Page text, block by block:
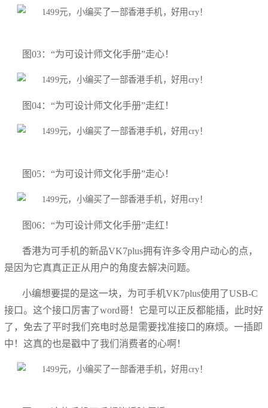
图03：“为可设计师文化手册”走心！
图04：“为可设计师文化手册”走红！
图05：“为可设计师文化手册”走心！
图06：“为可设计师文化手册”走红！
香港为可手机的新品VK7plus拥有许多令用户动心的点，
是因为它真真正正从用户的角度去解决问题。
小编想要提的是这一块，为可手机VK7plus使用了USB-C
接口。这个接口厉害了word哥！它是可以正反都能插，此时好
了，免去了平时我们充电时总是需要找准接口的麻烦。一插即
中！这真的也是戳中了我们消费者的心啊！